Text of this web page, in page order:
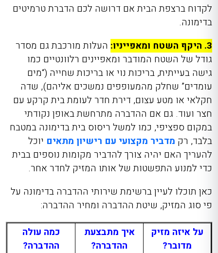
לקדוח ברצפת הבית אם דרושה לכם הדברת טרמיטים
בדימונה.
3. היקף השטח ומאפייניו:
העלות מורכבת גם מסדר
גודל של השטח המודבר ומאפיינים רלוונטיים כמו
גישה בעייתית, בריכות נוי או בריכות שחייה (“מים
עומדים” שחלק מהמעופפים נמשכים אליהם), שדה
חקלאי או מטע עצום, דירת חדר לעומת בית קרקע עם
חצר ועוד. גם אם ההדברה מתרחשת באופן נקודתי
במקום ספציפי, כמו למשל ריסוס בית בדימונה במטבח
בלבד, רק מדביר מקצועי עם רישיון מתאים יוכל
להעריך האם יהיה צורך להדביר מקומות נוספים בבית
כדי למנוע התפשטות של אותו המזיק לחדר אחר.
כאן תוכלו לעיין ברשימת שירותי ההדברה בדימונה על
פי סוג המזיק, שיטת ההדברה ומחיר ההדברה:
על איזה מזיק
מדובר?
איך מתבצעת
ההדברה?
כמה עולה
ההדברה?